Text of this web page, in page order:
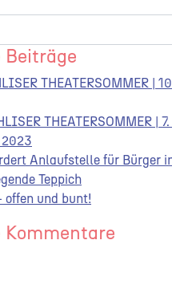
Beiträge
THEATERSOMMER |
THEATERSOMMER |
Anlaufstelle für Bürger
Teppich
offen und bunt!
Kommentare